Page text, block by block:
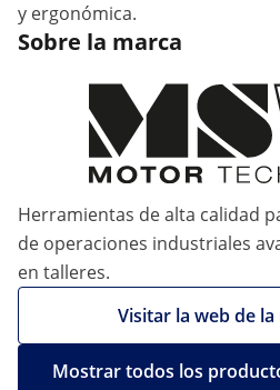
y ergonómica.
Sobre la marca
Herramientas de alta calidad
de operaciones industriales
en talleres.
Visitar la web de la
Mostrar todos los